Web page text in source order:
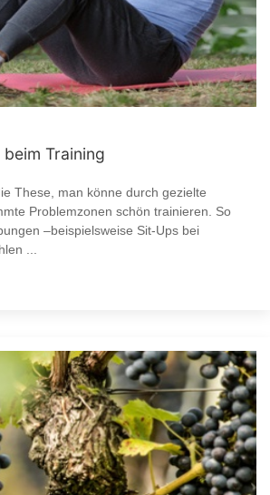
Training
These, man könne durch gezielte
Problemzonen schön trainieren. So
–beispielsweise Sit-Ups bei
...